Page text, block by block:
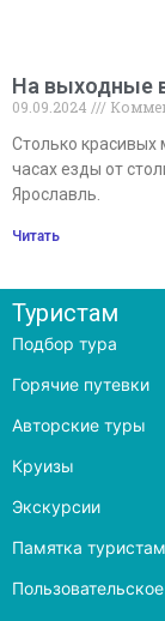
На выходные
09.09.2024
Столько красивых
часах езды от
Ярославль.
Читать
Туристам
Подбор тура
Горячие путевки
Авторские туры
Круизы
Экскурсии
Памятка туристам